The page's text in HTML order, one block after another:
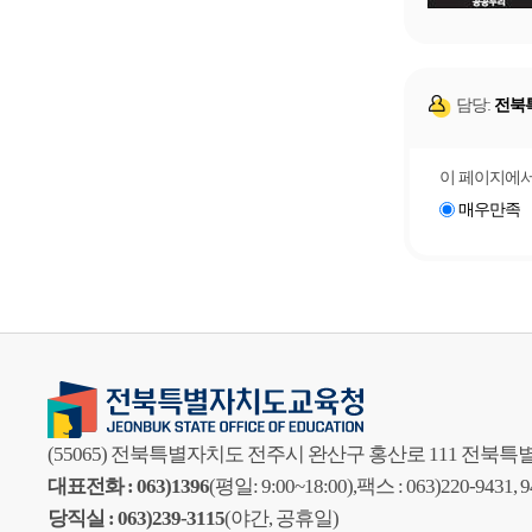
담당: 전북
이 페이지에
매우만족
(55065) 전북특별자치도 전주시 완산구 홍산로 111 전북특
대표전화 : 063)1396(평일: 9:00~18:00),팩스 : 063)220-9431,
당직실 : 063)239-3115(야간, 공휴일)